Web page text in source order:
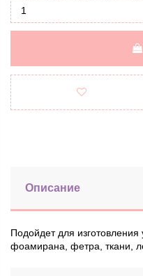
Описание
Подойдет для
фоамирана, фетра, ткани,